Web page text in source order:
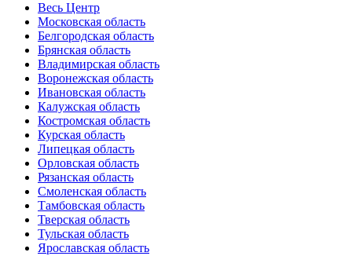
Весь Центр
Московская область
Белгородская область
Брянская область
Владимирская область
Воронежская область
Ивановская область
Калужская область
Костромская область
Курская область
Липецкая область
Орловская область
Рязанская область
Смоленская область
Тамбовская область
Тверская область
Тульская область
Ярославская область